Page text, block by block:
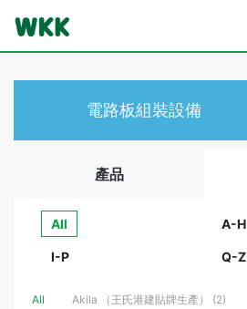
電路板組裝設備
產品
All
All Akila （王氏港建貼牌生產） (2)
A-H
I-P Q-Z